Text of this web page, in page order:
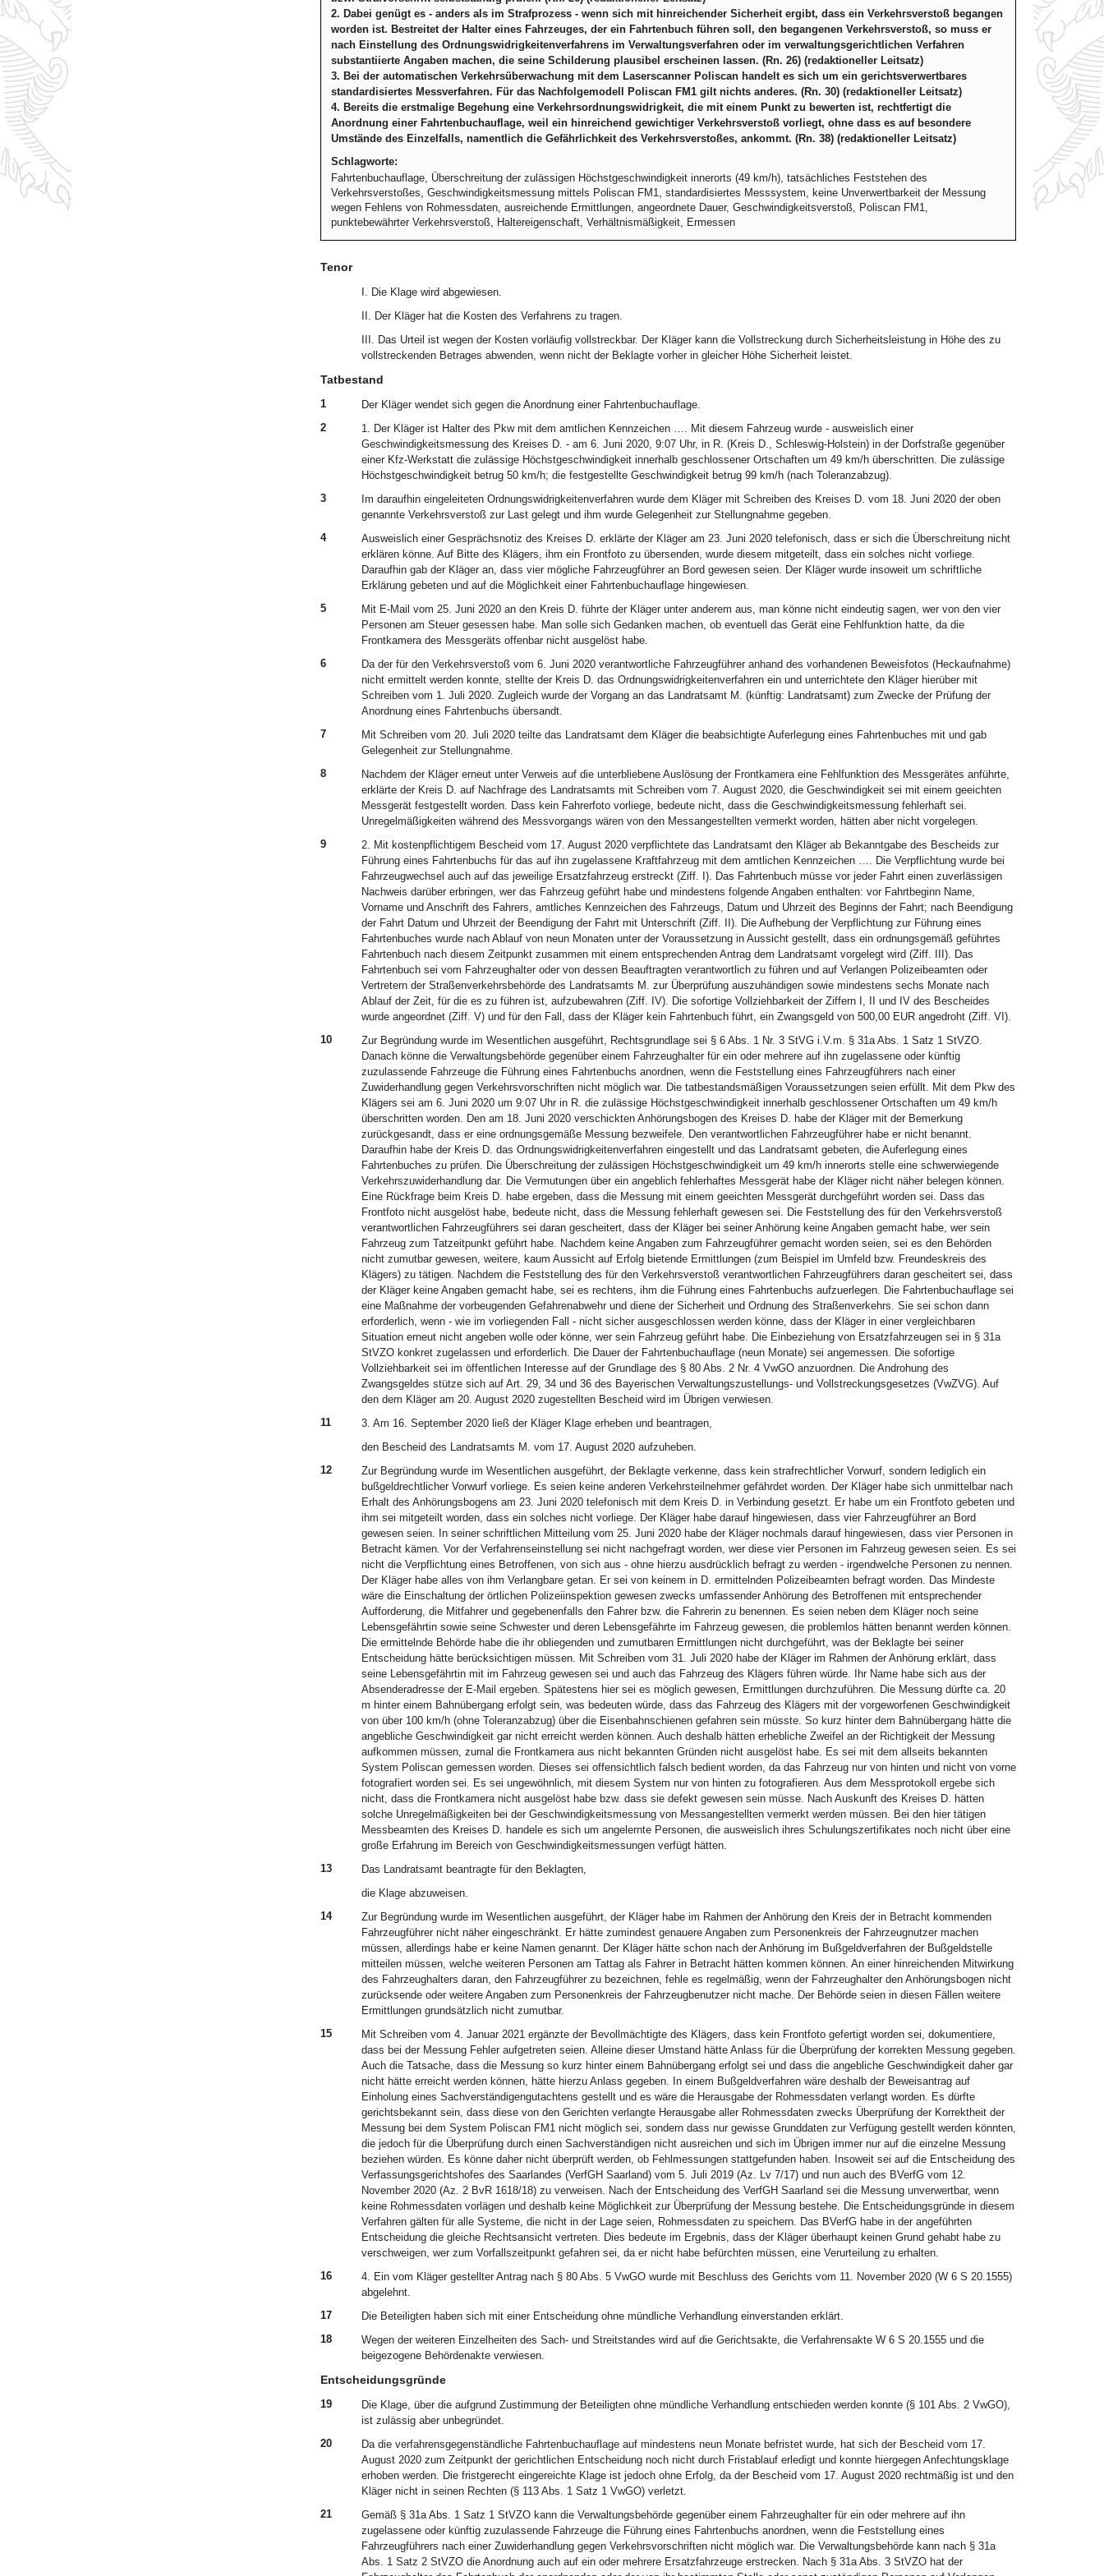
2. Dabei genügt es - anders als im Strafprozess - wenn sich mit hinreichender Sicherheit ergibt, dass ein Verkehrsverstoß begangen
worden ist. Bestreitet der Halter eines Fahrzeuges, der ein Fahrtenbuch führen soll, den begangenen Verkehrsverstoß, so muss er
nach Einstellung des Ordnungswidrigkeitenverfahrens im Verwaltungsverfahren oder im verwaltungsgerichtlichen Verfahren
substantiierte Angaben machen, die seine Schilderung plausibel erscheinen lassen. (Rn. 26) (redaktioneller Leitsatz)
3. Bei der automatischen Verkehrsüberwachung mit dem Laserscanner Poliscan handelt es sich um ein gerichtsverwertbares
standardisiertes Messverfahren. Für das Nachfolgemodell Poliscan FM1 gilt nichts anderes. (Rn. 30) (redaktioneller Leitsatz)
4. Bereits die erstmalige Begehung eine Verkehrsordnungswidrigkeit, die mit einem Punkt zu bewerten ist, rechtfertigt die
Anordnung einer Fahrtenbuchauflage, weil ein hinreichend gewichtiger Verkehrsverstoß vorliegt, ohne dass es auf besondere
Umstände des Einzelfalls, namentlich die Gefährlichkeit des Verkehrsverstoßes, ankommt. (Rn. 38) (redaktioneller Leitsatz)
Schlagworte:
Fahrtenbuchauflage, Überschreitung der zulässigen Höchstgeschwindigkeit innerorts (49 km/h), tatsächliches Feststehen des
Verkehrsverstoßes, Geschwindigkeitsmessung mittels Poliscan FM1, standardisiertes Messsystem, keine Unverwertbarkeit der Messung
wegen Fehlens von Rohmessdaten, ausreichende Ermittlungen, angeordnete Dauer, Geschwindigkeitsverstoß, Poliscan FM1,
punktebewährter Verkehrsverstoß, Haltereigenschaft, Verhältnismäßigkeit, Ermessen
Tenor
I. Die Klage wird abgewiesen.
II. Der Kläger hat die Kosten des Verfahrens zu tragen.
III. Das Urteil ist wegen der Kosten vorläufig vollstreckbar. Der Kläger kann die Vollstreckung durch Sicherheitsleistung in Höhe des zu
vollstreckenden Betrages abwenden, wenn nicht der Beklagte vorher in gleicher Höhe Sicherheit leistet.
Tatbestand
1
Der Kläger wendet sich gegen die Anordnung einer Fahrtenbuchauflage.
2
1. Der Kläger ist Halter des Pkw mit dem amtlichen Kennzeichen …. Mit diesem Fahrzeug wurde - ausweislich einer
Geschwindigkeitsmessung des Kreises D. - am 6. Juni 2020, 9:07 Uhr, in R. (Kreis D., Schleswig-Holstein) in der Dorfstraße gegenüber
einer Kfz-Werkstatt die zulässige Höchstgeschwindigkeit innerhalb geschlossener Ortschaften um 49 km/h überschritten. Die zulässige
Höchstgeschwindigkeit betrug 50 km/h; die festgestellte Geschwindigkeit betrug 99 km/h (nach Toleranzabzug).
3
Im daraufhin eingeleiteten Ordnungswidrigkeitenverfahren wurde dem Kläger mit Schreiben des Kreises D. vom 18. Juni 2020 der oben
genannte Verkehrsverstoß zur Last gelegt und ihm wurde Gelegenheit zur Stellungnahme gegeben.
4
Ausweislich einer Gesprächsnotiz des Kreises D. erklärte der Kläger am 23. Juni 2020 telefonisch, dass er sich die Überschreitung nicht
erklären könne. Auf Bitte des Klägers, ihm ein Frontfoto zu übersenden, wurde diesem mitgeteilt, dass ein solches nicht vorliege.
Daraufhin gab der Kläger an, dass vier mögliche Fahrzeugführer an Bord gewesen seien. Der Kläger wurde insoweit um schriftliche
Erklärung gebeten und auf die Möglichkeit einer Fahrtenbuchauflage hingewiesen.
5
Mit E-Mail vom 25. Juni 2020 an den Kreis D. führte der Kläger unter anderem aus, man könne nicht eindeutig sagen, wer von den vier
Personen am Steuer gesessen habe. Man solle sich Gedanken machen, ob eventuell das Gerät eine Fehlfunktion hatte, da die
Frontkamera des Messgeräts offenbar nicht ausgelöst habe.
6
Da der für den Verkehrsverstoß vom 6. Juni 2020 verantwortliche Fahrzeugführer anhand des vorhandenen Beweisfotos (Heckaufnahme)
nicht ermittelt werden konnte, stellte der Kreis D. das Ordnungswidrigkeitenverfahren ein und unterrichtete den Kläger hierüber mit
Schreiben vom 1. Juli 2020. Zugleich wurde der Vorgang an das Landratsamt M. (künftig: Landratsamt) zum Zwecke der Prüfung der
Anordnung eines Fahrtenbuchs übersandt.
7
Mit Schreiben vom 20. Juli 2020 teilte das Landratsamt dem Kläger die beabsichtigte Auferlegung eines Fahrtenbuches mit und gab
Gelegenheit zur Stellungnahme.
8
Nachdem der Kläger erneut unter Verweis auf die unterbliebene Auslösung der Frontkamera eine Fehlfunktion des Messgerätes anführte,
erklärte der Kreis D. auf Nachfrage des Landratsamts mit Schreiben vom 7. August 2020, die Geschwindigkeit sei mit einem geeichten
Messgerät festgestellt worden. Dass kein Fahrerfoto vorliege, bedeute nicht, dass die Geschwindigkeitsmessung fehlerhaft sei.
Unregelmäßigkeiten während des Messvorgangs wären von den Messangestellten vermerkt worden, hätten aber nicht vorgelegen.
9
2. Mit kostenpflichtigem Bescheid vom 17. August 2020 verpflichtete das Landratsamt den Kläger ab Bekanntgabe des Bescheids zur
Führung eines Fahrtenbuchs für das auf ihn zugelassene Kraftfahrzeug mit dem amtlichen Kennzeichen …. Die Verpflichtung wurde bei
Fahrzeugwechsel auch auf das jeweilige Ersatzfahrzeug erstreckt (Ziff. I). Das Fahrtenbuch müsse vor jeder Fahrt einen zuverlässigen
Nachweis darüber erbringen, wer das Fahrzeug geführt habe und mindestens folgende Angaben enthalten: vor Fahrtbeginn Name,
Vorname und Anschrift des Fahrers, amtliches Kennzeichen des Fahrzeugs, Datum und Uhrzeit des Beginns der Fahrt; nach Beendigung
der Fahrt Datum und Uhrzeit der Beendigung der Fahrt mit Unterschrift (Ziff. II). Die Aufhebung der Verpflichtung zur Führung eines
Fahrtenbuches wurde nach Ablauf von neun Monaten unter der Voraussetzung in Aussicht gestellt, dass ein ordnungsgemäß geführtes
Fahrtenbuch nach diesem Zeitpunkt zusammen mit einem entsprechenden Antrag dem Landratsamt vorgelegt wird (Ziff. III). Das
Fahrtenbuch sei vom Fahrzeughalter oder von dessen Beauftragten verantwortlich zu führen und auf Verlangen Polizeibeamten oder
Vertretern der Straßenverkehrsbehörde des Landratsamts M. zur Überprüfung auszuhändigen sowie mindestens sechs Monate nach
Ablauf der Zeit, für die es zu führen ist, aufzubewahren (Ziff. IV). Die sofortige Vollziehbarkeit der Ziffern I, II und IV des Bescheides
wurde angeordnet (Ziff. V) und für den Fall, dass der Kläger kein Fahrtenbuch führt, ein Zwangsgeld von 500,00 EUR angedroht (Ziff. VI).
10
Zur Begründung wurde im Wesentlichen ausgeführt, Rechtsgrundlage sei § 6 Abs. 1 Nr. 3 StVG i.V.m. § 31a Abs. 1 Satz 1 StVZO.
Danach könne die Verwaltungsbehörde gegenüber einem Fahrzeughalter für ein oder mehrere auf ihn zugelassene oder künftig
zuzulassende Fahrzeuge die Führung eines Fahrtenbuchs anordnen, wenn die Feststellung eines Fahrzeugführers nach einer
Zuwiderhandlung gegen Verkehrsvorschriften nicht möglich war. Die tatbestandsmäßigen Voraussetzungen seien erfüllt. Mit dem Pkw des
Klägers sei am 6. Juni 2020 um 9:07 Uhr in R. die zulässige Höchstgeschwindigkeit innerhalb geschlossener Ortschaften um 49 km/h
überschritten worden. Den am 18. Juni 2020 verschickten Anhörungsbogen des Kreises D. habe der Kläger mit der Bemerkung
zurückgesandt, dass er eine ordnungsgemäße Messung bezweifele. Den verantwortlichen Fahrzeugführer habe er nicht benannt.
Daraufhin habe der Kreis D. das Ordnungswidrigkeitenverfahren eingestellt und das Landratsamt gebeten, die Auferlegung eines
Fahrtenbuches zu prüfen. Die Überschreitung der zulässigen Höchstgeschwindigkeit um 49 km/h innerorts stelle eine schwerwiegende
Verkehrszuwiderhandlung dar. Die Vermutungen über ein angeblich fehlerhaftes Messgerät habe der Kläger nicht näher belegen können.
Eine Rückfrage beim Kreis D. habe ergeben, dass die Messung mit einem geeichten Messgerät durchgeführt worden sei. Dass das
Frontfoto nicht ausgelöst habe, bedeute nicht, dass die Messung fehlerhaft gewesen sei. Die Feststellung des für den Verkehrsverstoß
verantwortlichen Fahrzeugführers sei daran gescheitert, dass der Kläger bei seiner Anhörung keine Angaben gemacht habe, wer sein
Fahrzeug zum Tatzeitpunkt geführt habe. Nachdem keine Angaben zum Fahrzeugführer gemacht worden seien, sei es den Behörden
nicht zumutbar gewesen, weitere, kaum Aussicht auf Erfolg bietende Ermittlungen (zum Beispiel im Umfeld bzw. Freundeskreis des
Klägers) zu tätigen. Nachdem die Feststellung des für den Verkehrsverstoß verantwortlichen Fahrzeugführers daran gescheitert sei, dass
der Kläger keine Angaben gemacht habe, sei es rechtens, ihm die Führung eines Fahrtenbuchs aufzuerlegen. Die Fahrtenbuchauflage sei
eine Maßnahme der vorbeugenden Gefahrenabwehr und diene der Sicherheit und Ordnung des Straßenverkehrs. Sie sei schon dann
erforderlich, wenn - wie im vorliegenden Fall - nicht sicher ausgeschlossen werden könne, dass der Kläger in einer vergleichbaren
Situation erneut nicht angeben wolle oder könne, wer sein Fahrzeug geführt habe. Die Einbeziehung von Ersatzfahrzeugen sei in § 31a
StVZO konkret zugelassen und erforderlich. Die Dauer der Fahrtenbuchauflage (neun Monate) sei angemessen. Die sofortige
Vollziehbarkeit sei im öffentlichen Interesse auf der Grundlage des § 80 Abs. 2 Nr. 4 VwGO anzuordnen. Die Androhung des
Zwangsgeldes stütze sich auf Art. 29, 34 und 36 des Bayerischen Verwaltungszustellungs- und Vollstreckungsgesetzes (VwZVG). Auf
den dem Kläger am 20. August 2020 zugestellten Bescheid wird im Übrigen verwiesen.
11
3. Am 16. September 2020 ließ der Kläger Klage erheben und beantragen,
den Bescheid des Landratsamts M. vom 17. August 2020 aufzuheben.
12
Zur Begründung wurde im Wesentlichen ausgeführt, der Beklagte verkenne, dass kein strafrechtlicher Vorwurf, sondern lediglich ein
bußgeldrechtlicher Vorwurf vorliege. Es seien keine anderen Verkehrsteilnehmer gefährdet worden. Der Kläger habe sich unmittelbar nach
Erhalt des Anhörungsbogens am 23. Juni 2020 telefonisch mit dem Kreis D. in Verbindung gesetzt. Er habe um ein Frontfoto gebeten und
ihm sei mitgeteilt worden, dass ein solches nicht vorliege. Der Kläger habe darauf hingewiesen, dass vier Fahrzeugführer an Bord
gewesen seien. In seiner schriftlichen Mitteilung vom 25. Juni 2020 habe der Kläger nochmals darauf hingewiesen, dass vier Personen in
Betracht kämen. Vor der Verfahrenseinstellung sei nicht nachgefragt worden, wer diese vier Personen im Fahrzeug gewesen seien. Es sei
nicht die Verpflichtung eines Betroffenen, von sich aus - ohne hierzu ausdrücklich befragt zu werden - irgendwelche Personen zu nennen.
Der Kläger habe alles von ihm Verlangbare getan. Er sei von keinem in D. ermittelnden Polizeibeamten befragt worden. Das Mindeste
wäre die Einschaltung der örtlichen Polizeiinspektion gewesen zwecks umfassender Anhörung des Betroffenen mit entsprechender
Aufforderung, die Mitfahrer und gegebenenfalls den Fahrer bzw. die Fahrerin zu benennen. Es seien neben dem Kläger noch seine
Lebensgefährtin sowie seine Schwester und deren Lebensgefährte im Fahrzeug gewesen, die problemlos hätten benannt werden können.
Die ermittelnde Behörde habe die ihr obliegenden und zumutbaren Ermittlungen nicht durchgeführt, was der Beklagte bei seiner
Entscheidung hätte berücksichtigen müssen. Mit Schreiben vom 31. Juli 2020 habe der Kläger im Rahmen der Anhörung erklärt, dass
seine Lebensgefährtin mit im Fahrzeug gewesen sei und auch das Fahrzeug des Klägers führen würde. Ihr Name habe sich aus der
Absenderadresse der E-Mail ergeben. Spätestens hier sei es möglich gewesen, Ermittlungen durchzuführen. Die Messung dürfte ca. 20
m hinter einem Bahnübergang erfolgt sein, was bedeuten würde, dass das Fahrzeug des Klägers mit der vorgeworfenen Geschwindigkeit
von über 100 km/h (ohne Toleranzabzug) über die Eisenbahnschienen gefahren sein müsste. So kurz hinter dem Bahnübergang hätte die
angebliche Geschwindigkeit gar nicht erreicht werden können. Auch deshalb hätten erhebliche Zweifel an der Richtigkeit der Messung
aufkommen müssen, zumal die Frontkamera aus nicht bekannten Gründen nicht ausgelöst habe. Es sei mit dem allseits bekannten
System Poliscan gemessen worden. Dieses sei offensichtlich falsch bedient worden, da das Fahrzeug nur von hinten und nicht von vorne
fotografiert worden sei. Es sei ungewöhnlich, mit diesem System nur von hinten zu fotografieren. Aus dem Messprotokoll ergebe sich
nicht, dass die Frontkamera nicht ausgelöst habe bzw. dass sie defekt gewesen sein müsse. Nach Auskunft des Kreises D. hätten
solche Unregelmäßigkeiten bei der Geschwindigkeitsmessung von Messangestellten vermerkt werden müssen. Bei den hier tätigen
Messbeamten des Kreises D. handele es sich um angelernte Personen, die ausweislich ihres Schulungszertifikates noch nicht über eine
große Erfahrung im Bereich von Geschwindigkeitsmessungen verfügt hätten.
13
Das Landratsamt beantragte für den Beklagten,
die Klage abzuweisen.
14
Zur Begründung wurde im Wesentlichen ausgeführt, der Kläger habe im Rahmen der Anhörung den Kreis der in Betracht kommenden
Fahrzeugführer nicht näher eingeschränkt. Er hätte zumindest genauere Angaben zum Personenkreis der Fahrzeugnutzer machen
müssen, allerdings habe er keine Namen genannt. Der Kläger hätte schon nach der Anhörung im Bußgeldverfahren der Bußgeldstelle
mitteilen müssen, welche weiteren Personen am Tattag als Fahrer in Betracht hätten kommen können. An einer hinreichenden Mitwirkung
des Fahrzeughalters daran, den Fahrzeugführer zu bezeichnen, fehle es regelmäßig, wenn der Fahrzeughalter den Anhörungsbogen nicht
zurücksende oder weitere Angaben zum Personenkreis der Fahrzeugbenutzer nicht mache. Der Behörde seien in diesen Fällen weitere
Ermittlungen grundsätzlich nicht zumutbar.
15
Mit Schreiben vom 4. Januar 2021 ergänzte der Bevollmächtigte des Klägers, dass kein Frontfoto gefertigt worden sei, dokumentiere,
dass bei der Messung Fehler aufgetreten seien. Alleine dieser Umstand hätte Anlass für die Überprüfung der korrekten Messung gegeben.
Auch die Tatsache, dass die Messung so kurz hinter einem Bahnübergang erfolgt sei und dass die angebliche Geschwindigkeit daher gar
nicht hätte erreicht werden können, hätte hierzu Anlass gegeben. In einem Bußgeldverfahren wäre deshalb der Beweisantrag auf
Einholung eines Sachverständigengutachtens gestellt und es wäre die Herausgabe der Rohmessdaten verlangt worden. Es dürfte
gerichtsbekannt sein, dass diese von den Gerichten verlangte Herausgabe aller Rohmessdaten zwecks Überprüfung der Korrektheit der
Messung bei dem System Poliscan FM1 nicht möglich sei, sondern dass nur gewisse Grunddaten zur Verfügung gestellt werden könnten,
die jedoch für die Überprüfung durch einen Sachverständigen nicht ausreichen und sich im Übrigen immer nur auf die einzelne Messung
beziehen würden. Es könne daher nicht überprüft werden, ob Fehlmessungen stattgefunden haben. Insoweit sei auf die Entscheidung des
Verfassungsgerichtshofes des Saarlandes (VerfGH Saarland) vom 5. Juli 2019 (Az. Lv 7/17) und nun auch des BVerfG vom 12.
November 2020 (Az. 2 BvR 1618/18) zu verweisen. Nach der Entscheidung des VerfGH Saarland sei die Messung unverwertbar, wenn
keine Rohmessdaten vorlägen und deshalb keine Möglichkeit zur Überprüfung der Messung bestehe. Die Entscheidungsgründe in diesem
Verfahren gälten für alle Systeme, die nicht in der Lage seien, Rohmessdaten zu speichern. Das BVerfG habe in der angeführten
Entscheidung die gleiche Rechtsansicht vertreten. Dies bedeute im Ergebnis, dass der Kläger überhaupt keinen Grund gehabt habe zu
verschweigen, wer zum Vorfallszeitpunkt gefahren sei, da er nicht habe befürchten müssen, eine Verurteilung zu erhalten.
16
4. Ein vom Kläger gestellter Antrag nach § 80 Abs. 5 VwGO wurde mit Beschluss des Gerichts vom 11. November 2020 (W 6 S 20.1555)
abgelehnt.
17
Die Beteiligten haben sich mit einer Entscheidung ohne mündliche Verhandlung einverstanden erklärt.
18
Wegen der weiteren Einzelheiten des Sach- und Streitstandes wird auf die Gerichtsakte, die Verfahrensakte W 6 S 20.1555 und die
beigezogene Behördenakte verwiesen.
Entscheidungsgründe
19
Die Klage, über die aufgrund Zustimmung der Beteiligten ohne mündliche Verhandlung entschieden werden konnte (§ 101 Abs. 2 VwGO),
ist zulässig aber unbegründet.
20
Da die verfahrensgegenständliche Fahrtenbuchauflage auf mindestens neun Monate befristet wurde, hat sich der Bescheid vom 17.
August 2020 zum Zeitpunkt der gerichtlichen Entscheidung noch nicht durch Fristablauf erledigt und konnte hiergegen Anfechtungsklage
erhoben werden. Die fristgerecht eingereichte Klage ist jedoch ohne Erfolg, da der Bescheid vom 17. August 2020 rechtmäßig ist und den
Kläger nicht in seinen Rechten (§ 113 Abs. 1 Satz 1 VwGO) verletzt.
21
Gemäß § 31a Abs. 1 Satz 1 StVZO kann die Verwaltungsbehörde gegenüber einem Fahrzeughalter für ein oder mehrere auf ihn
zugelassene oder künftig zuzulassende Fahrzeuge die Führung eines Fahrtenbuchs anordnen, wenn die Feststellung eines
Fahrzeugführers nach einer Zuwiderhandlung gegen Verkehrsvorschriften nicht möglich war. Die Verwaltungsbehörde kann nach § 31a
Abs. 1 Satz 2 StVZO die Anordnung auch auf ein oder mehrere Ersatzfahrzeuge erstrecken. Nach § 31a Abs. 3 StVZO hat der